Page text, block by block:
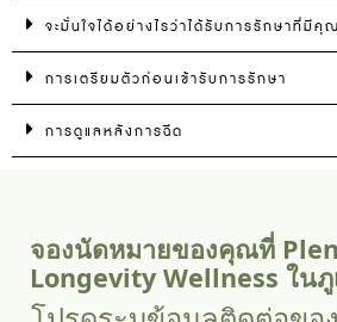
จะมั่นใจได้อย่างไรว่าได้รับการรักษาที่มี
การเตรียมตัวก่อนเข้ารับการรักษา
การดูแลหลังการฉีด
จองนัดหมายของคุณที่
Longevity Wellness ในภู